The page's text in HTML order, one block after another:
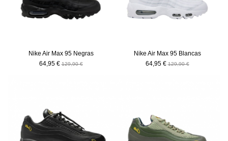
Nike Air Max 95 Negras
64,95 € 129,90 €
Nike Air Max 95 Blancas
64,95 € 129,90 €